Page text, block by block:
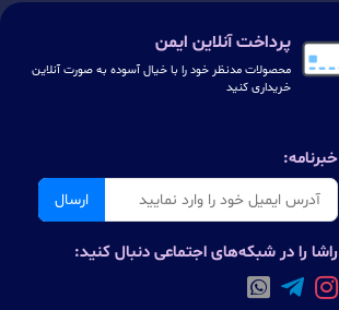
پرداخت آنلاین ایمن
محصولات مدنظر خود را با خیال آسوده به صورت آنلاین
خریداری کنید
خبرنامه:
ارسال
راشا را در شبکه‌های اجتماعی دنبال کنید: